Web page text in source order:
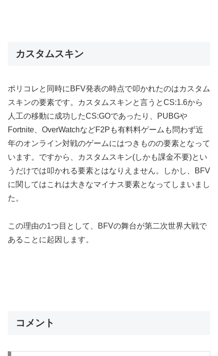
カスタムスキン
ポリコレと同時にBFV発表の時点で叩かれたのはカスタム
スキンの要素です。カスタムスキンと言うとCS:1.6から
人工の移動に成功したCS:GOであったり、PUBGや
Fortnite、OverWatchなどF2Pも有料料ゲームも問わず近
年のオンライン対戦のゲームにはつきものの要素となって
います。ですから、カスタムスキン(しかも課金不要)とい
うだけでは叩かれる要素とはなりえません。しかし、BFV
に関してはこれは大きなマイナス要素となってしまいまし
た。
この理由の1つ目として、BFVの舞台が第二次世界大戦で
あることに起因します。
コメント